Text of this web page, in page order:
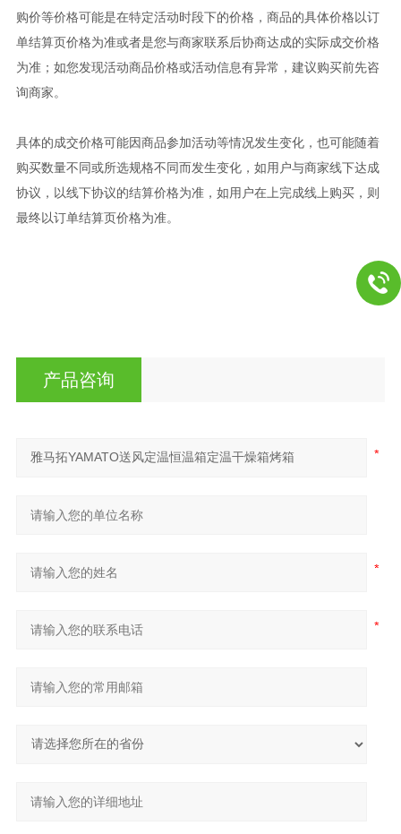
购价等价格可能是在特定活动时段下的价格，商品的具体价格以订
单结算页价格为准或者是您与商家联系后协商达成的实际成交价格
为准；如您发现活动商品价格或活动信息有异常，建议购买前先咨
询商家。
具体的成交价格可能因商品参加活动等情况发生变化，也可能随着
购买数量不同或所选规格不同而发生变化，如用户与商家线下达成
协议，以线下协议的结算价格为准，如用户在上完成线上购买，则
最终以订单结算页价格为准。
产品咨询